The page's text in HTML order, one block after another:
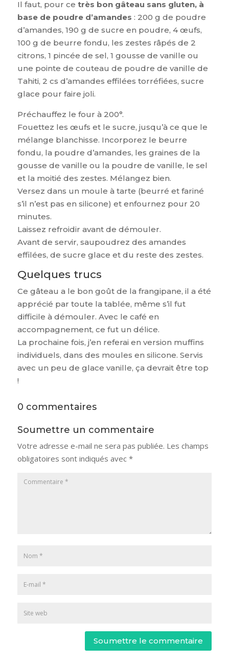
Il faut, pour ce très bon gâteau sans gluten, à
base de poudre d’amandes : 200 g de poudre
d’amandes, 190 g de sucre en poudre, 4 œufs,
100 g de beurre fondu, les zestes râpés de 2
citrons, 1 pincée de sel, 1 gousse de vanille ou
une pointe de couteau de poudre de vanille de
Tahiti, 2 cs d’amandes effilées torréfiées, sucre
glace pour faire joli.
Préchauffez le four à 200°.
Fouettez les œufs et le sucre, jusqu’à ce que le
mélange blanchisse. Incorporez le beurre
fondu, la poudre d’amandes, les graines de la
gousse de vanille ou la poudre de vanille, le sel
et la moitié des zestes. Mélangez bien.
Versez dans un moule à tarte (beurré et fariné
s’il n’est pas en silicone) et enfournez pour 20
minutes.
Laissez refroidir avant de démouler.
Avant de servir, saupoudrez des amandes
effilées, de sucre glace et du reste des zestes.
Quelques trucs
Ce gâteau a le bon goût de la frangipane, il a été
apprécié par toute la tablée, même s’il fut
difficile à démouler. Avec le café en
accompagnement, ce fut un délice.
La prochaine fois, j’en referai en version muffins
individuels, dans des moules en silicone. Servis
avec un peu de glace vanille, ça devrait être top
!
0 commentaires
Soumettre un commentaire
Votre adresse e-mail ne sera pas publiée. Les champs
obligatoires sont indiqués avec *
Soumettre le commentaire